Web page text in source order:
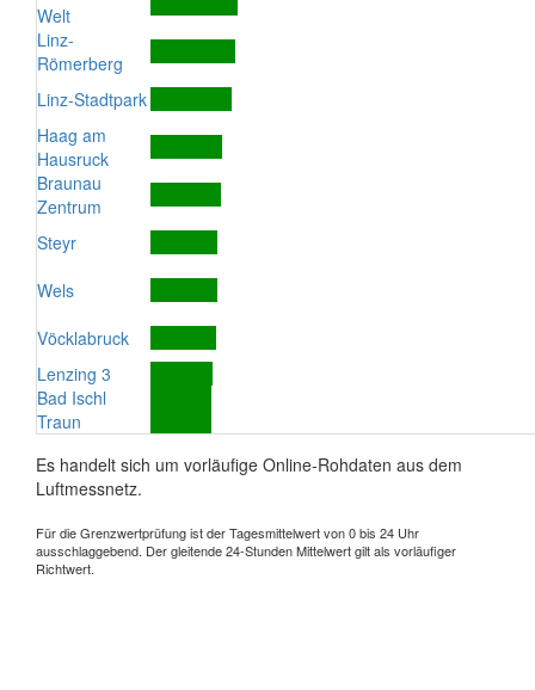
Welt
Linz-
Römerberg
Linz-Stadtpark
Haag am
Hausruck
Braunau
Zentrum
Steyr
Wels
Vöcklabruck
Lenzing 3
Bad Ischl
Traun
Es handelt sich um vorläufige Online-Rohdaten aus dem
Luftmessnetz.
Für die Grenzwertprüfung ist der Tagesmittelwert von 0 bis 24 Uhr
ausschlaggebend. Der gleitende 24-Stunden Mittelwert gilt als vorläufiger
Richtwert.